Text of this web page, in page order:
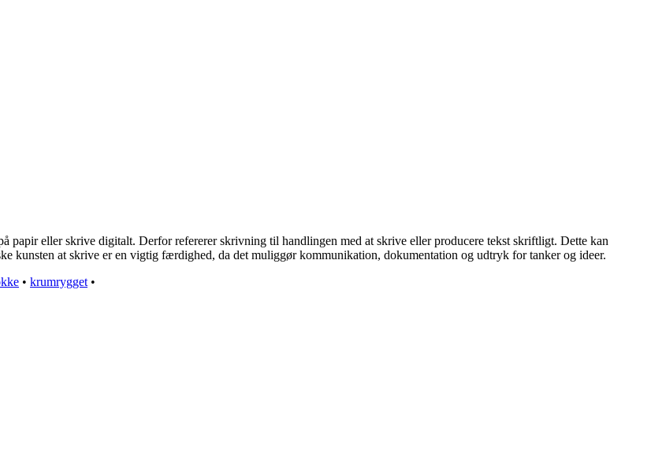
papir eller skrive digitalt. Derfor refererer skrivning til handlingen med at skrive eller producere tekst skriftligt. Dette kan
kunsten at skrive er en vigtig færdighed, da det muliggør kommunikation, dokumentation og udtryk for tanker og ideer.
• krumrygget •